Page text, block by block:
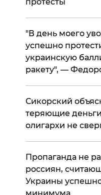
​"В день моего
успешно
украинскую
ракету", —
Сикорский
теряющие
олигархи не
​Пропаганда не
россиян,
Украины